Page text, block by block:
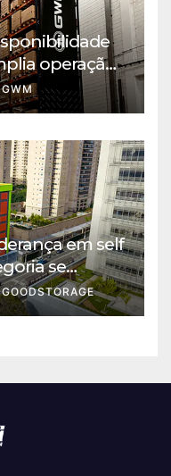
operação
GWM
em self
se
GOODSTORAGE